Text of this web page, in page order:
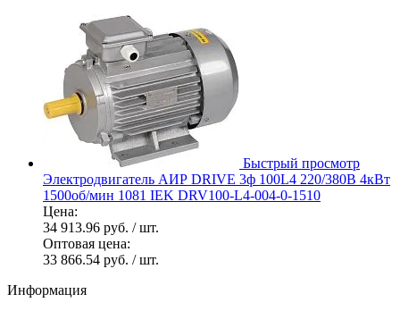
Быстрый просмотр
Электродвигатель АИР DRIVE 3ф 100L4 220/380В 4кВт
1500об/мин 1081 IEK DRV100-L4-004-0-1510
Цена:
34 913.96 руб. / шт.
Оптовая цена:
33 866.54 руб. / шт.
Информация